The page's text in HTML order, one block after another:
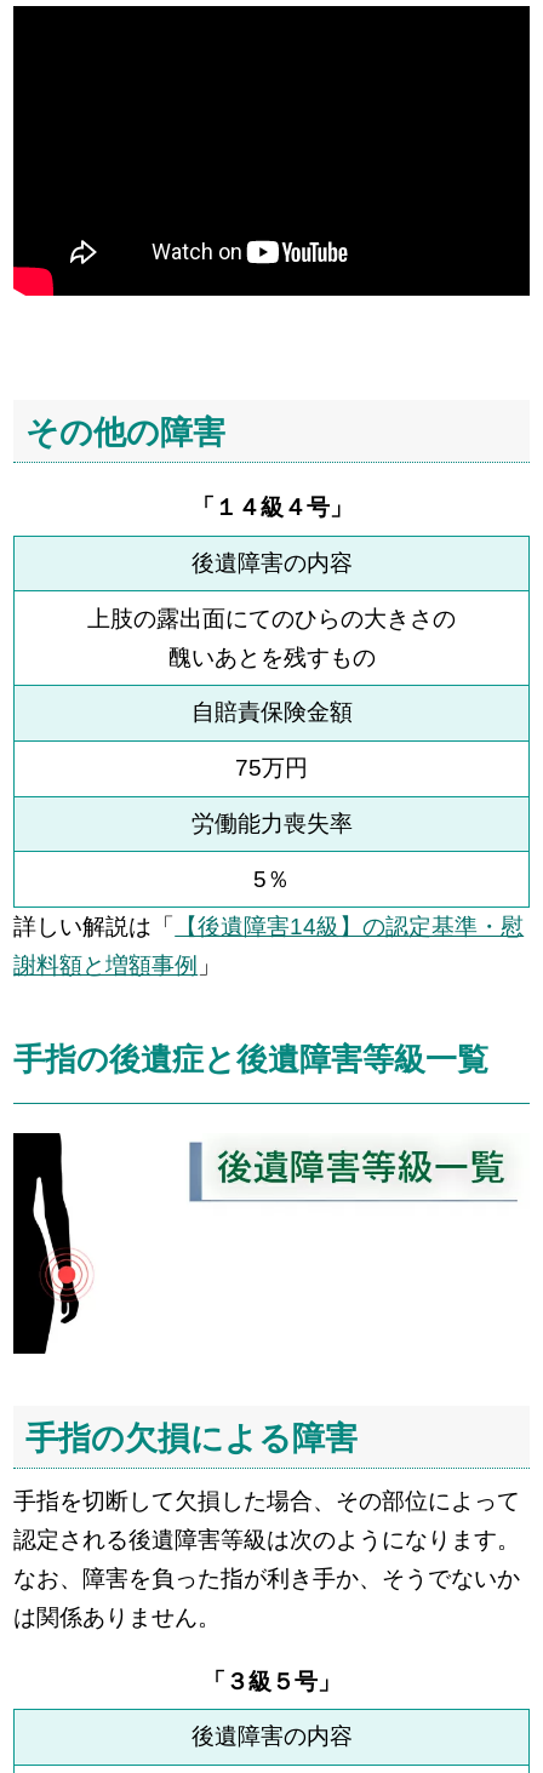
その他の障害
「１４級４号」
後遺障害の内容
上肢の露出面にてのひらの大きさの
醜いあとを残すもの
自賠責保険金額
75万円
労働能力喪失率
5％
詳しい解説は「
【後遺障害14級】の認定基準・慰
謝料額と増額事例 」
手指の後遺症と後遺障害等級一覧
手指の欠損による障害
手指を切断して欠損した場合、その部位によって
認定される後遺障害等級は次のようになります。
なお、障害を負った指が利き手か、そうでないか
は関係ありません。
「３級５号」
後遺障害の内容